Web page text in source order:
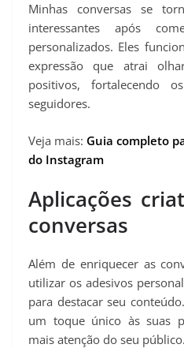
Minhas conversas se
interessantes após
personalizados. Eles
expressão que atrai
positivos, fortalecendo
seguidores.
Veja mais: Guia completo
do Instagram
Aplicações
conversas
Além de enriquecer as
utilizar os adesivos
para destacar seu
um toque único às suas
mais atenção do seu público.